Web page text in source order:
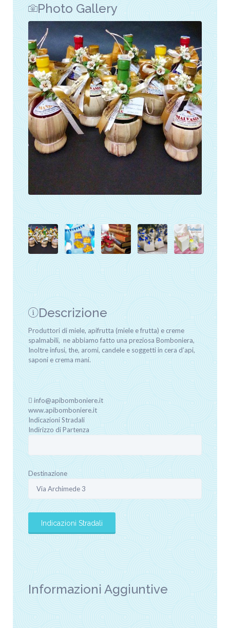
Photo Gallery
Descrizione
Produttori di miele, apifrutta (miele e frutta) e creme
spalmabili, ne abbiamo fatto una preziosa Bomboniera,
Inoltre infusi, the, aromi, candele e soggetti in cera d’api,
saponi e crema mani.
info@apibomboniere.it
www.apibomboniere.it
Indicazioni Stradali
Indirizzo di Partenza
Destinazione
Informazioni Aggiuntive